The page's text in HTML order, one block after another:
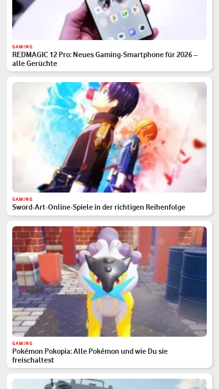
GAMING
REDMAGIC 12 Pro: Neues Gaming-Smartphone für 2026 –
alle Gerüchte
GAMING
Sword-Art-Online-Spiele in der richtigen Reihenfolge
GAMING
Pokémon Pokopia: Alle Pokémon und wie Du sie
freischaltest